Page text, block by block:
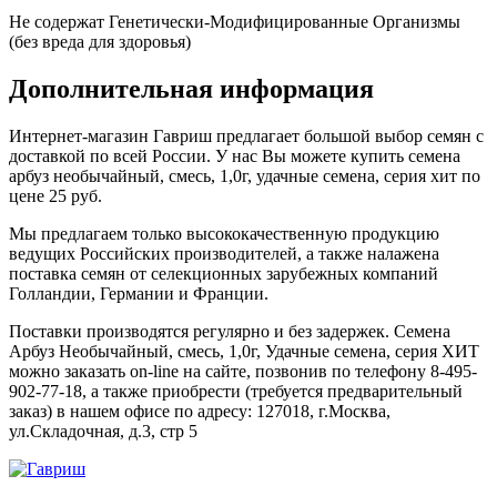
Не содержат Генетически-Модифицированные Организмы
(без вреда для здоровья)
Дополнительная информация
Интернет-магазин Гавриш предлагает большой выбор семян с
доставкой по всей России. У нас Вы можете купить семена
арбуз необычайный, смесь, 1,0г, удачные семена, серия хит по
цене 25 руб.
Мы предлагаем только высококачественную продукцию
ведущих Российских производителей, а также налажена
поставка семян от селекционных зарубежных компаний
Голландии, Германии и Франции.
Поставки производятся регулярно и без задержек. Семена
Арбуз Необычайный, смесь, 1,0г, Удачные семена, серия ХИТ
можно заказать on-line на сайте, позвонив по телефону 8-495-
902-77-18, а также приобрести (требуется предварительный
заказ) в нашем офисе по адресу: 127018, г.Москва,
ул.Складочная, д.3, стр 5